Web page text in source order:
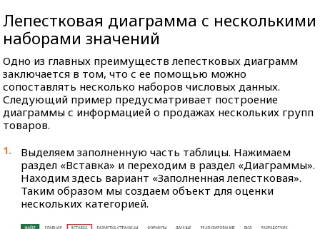
Лепестковая диаграмма с несколькими
наборами значений
Одно из главных преимуществ лепестковых диаграмм
заключается в том, что с ее помощью можно
сопоставлять несколько наборов числовых данных.
Следующий пример предусматривает построение
диаграммы с информацией о продажах нескольких групп
товаров.
Выделяем заполненную часть таблицы. Нажимаем
раздел «Вставка» и переходим в раздел «Диаграммы».
Находим здесь вариант «Заполненная лепестковая».
Таким образом мы создаем объект для оценки
нескольких категорией.